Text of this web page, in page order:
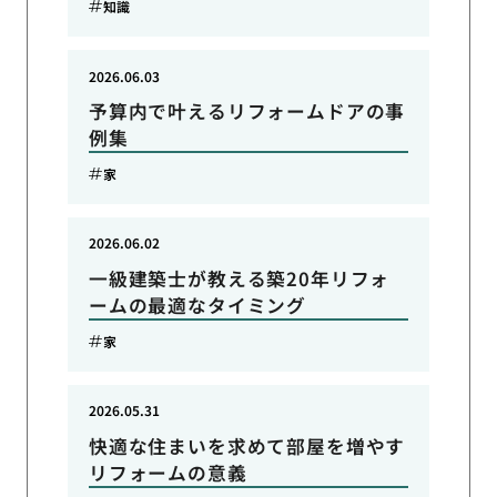
知識
予算内で叶えるリフォームドアの事
例集
2026.06.03
家
一級建築士が教える築20年リフォ
ームの最適なタイミング
2026.06.02
家
快適な住まいを求めて部屋を増やす
リフォームの意義
2026.05.31